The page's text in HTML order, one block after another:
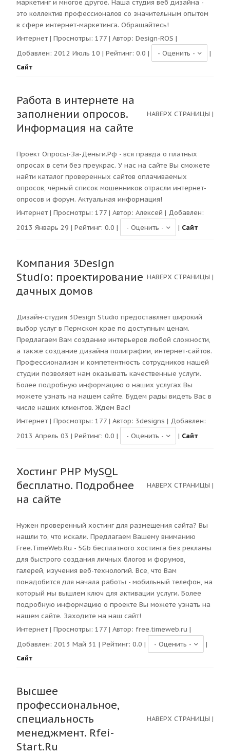
маркетинг и многое другое. Наша студия веб дизайна -
это коллектив профессионалов со значительным опытом
в сфере интернет-маркетинга. Обращайтесь!
Интернет | Просмотры: 177 | Автор: Design-ROS |
Добавлен: 2012 Июль 10 | Рейтинг: 0.0 |
|
Сайт
Работа в интернете на
заполнении опросов.
Информация на сайте
НАВЕРХ СТРАНИЦЫ |
Проект Опросы-За-Деньги.Рф - вся правда о платных
опросах в сети без преукрас. У нас на сайте Вы сможете
найти каталог проверенных сайтов оплачиваемых
опросов, чёрный список мошенников отрасли интернет-
опросов и форум. Актуальная информация!
Интернет | Просмотры: 177 | Автор: Алексей | Добавлен:
2013 Январь 29 | Рейтинг: 0.0 | | Сайт
Компания 3Design
Studio: проектирование
дачных домов
НАВЕРХ СТРАНИЦЫ |
Дизайн-студия 3Design Studio предоставляет широкий
выбор услуг в Пермском крае по доступным ценам.
Предлагаем Вам создание интерьеров любой сложности,
а также создание дизайна полиграфии, интернет-сайтов.
Профессионализм и компетентность сотрудников нашей
студии позволяет нам оказывать качественные услуги.
Более подробную информацию о наших услугах Вы
можете узнать на нашем сайте. Будем рады видеть Вас в
числе наших клиентов. Ждем Вас!
Интернет | Просмотры: 177 | Автор: 3designs | Добавлен:
2013 Апрель 03 | Рейтинг: 0.0 | | Сайт
Хостинг PHP MySQL
бесплатно. Подробнее
на сайте
НАВЕРХ СТРАНИЦЫ |
Нужен проверенный хостинг для размещения сайта? Вы
нашли то, что искали. Предлагаем Вашему вниманию
Free.TimeWeb.Ru - 5Gb бесплатного хостинга без рекламы
для быстрого создания личных блогов и форумов,
галерей, изучения веб-технологий. Все, что Вам
понадобится для начала работы - мобильный телефон, на
который мы вышлем ключ для активации услуги. Более
подробную информацию о проекте Вы можете узнать на
нашем сайте. Заходите на наш сайт!
Интернет | Просмотры: 177 | Автор: free.timeweb.ru |
Добавлен: 2013 Май 31 | Рейтинг: 0.0 |
|
Сайт
Высшее
профессиональное,
специальность
менеджмент. Rfei-
Start.Ru
НАВЕРХ СТРАНИЦЫ |